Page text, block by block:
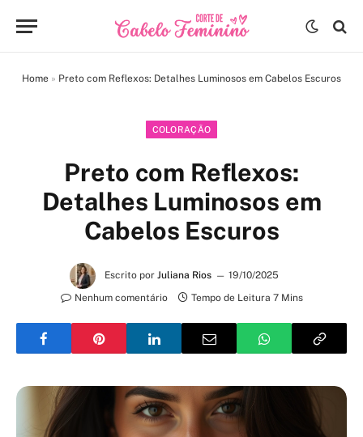
Home » Preto com Reflexos: Detalhes Luminosos em Cabelos Escuros
COLORAÇÃO
Preto com Reflexos:
Detalhes Luminosos em
Cabelos Escuros
Escrito por Juliana Rios
19/10/2025
Nenhum comentário
Tempo de Leitura 7 Mins